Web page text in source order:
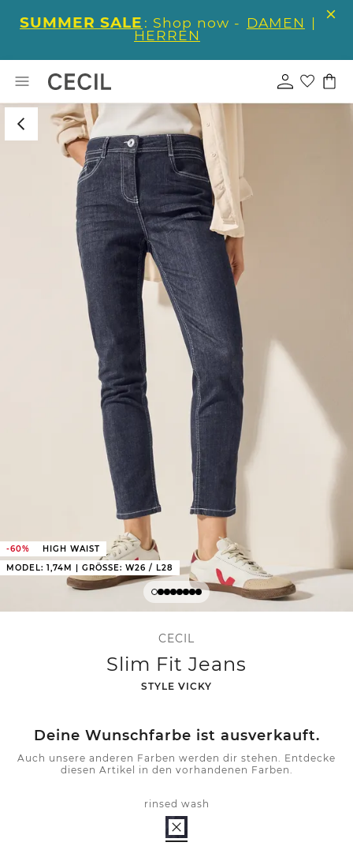
SUMMER SALE : Shop now - DAMEN |
HERREN
-60%
HIGH WAIST
MODEL: 1,74M | GRÖSSE: W26 / L28
CECIL
Slim Fit Jeans
-
STYLE VICKY
Deine Wunschfarbe ist ausverkauft.
Auch unsere anderen Farben werden dir stehen. Entdecke
diesen Artikel in den vorhandenen Farben.
rinsed wash